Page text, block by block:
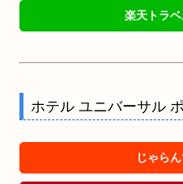
楽天トラ
ホテル ユニバーサル
じゃら